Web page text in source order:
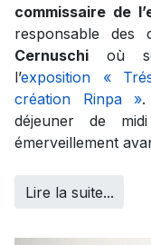
commissaire de
responsable des
Cernuschi où se
l’exposition «
création Rinpa ».
déjeuner de
émerveillement
Lire la suite...